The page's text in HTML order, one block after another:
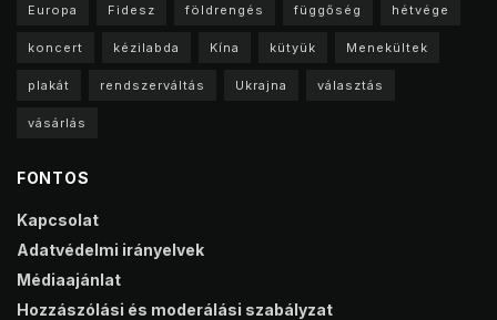
Europa Fidesz földrengés függőség hétvége
koncert kézilabda Kína kütyük Menekültek
plakát rendszerváltás Ukrajna választás
vásárlás
FONTOS
Kapcsolat
Adatvédelmi irányelvek
Médiaajánlat
Hozzászólási és moderálási szabályzat